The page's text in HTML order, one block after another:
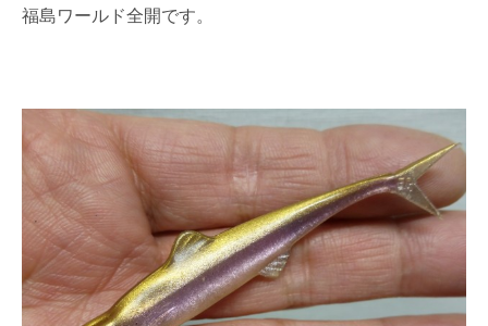
福島ワールド全開です。